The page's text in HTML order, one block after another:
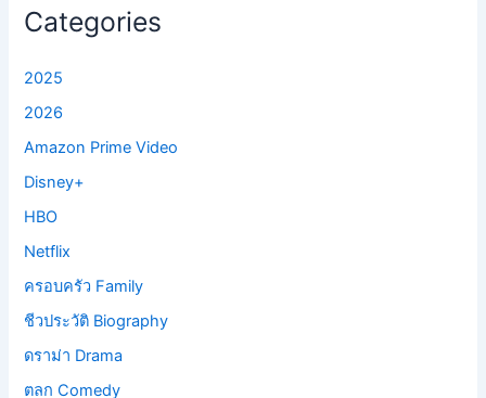
Categories
2025
2026
Amazon Prime Video
Disney+
HBO
Netflix
ครอบครัว Family
ชีวประวัติ Biography
ดราม่า Drama
ตลก Comedy